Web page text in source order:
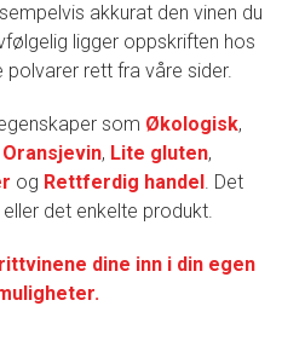
akkurat den vinen du
ligger oppskriften hos
polvarer rett fra våre sider.
som Økologisk,
Oransjevin, Lite gluten,
og Rettferdig handel. Det
det enkelte produkt.
dine inn i din egen